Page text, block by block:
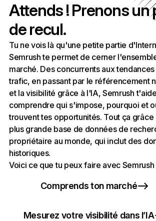
Attends ! Prenons un
de recul.
Tu ne vois là qu'une petite partie
Semrush te permet de cerner
marché. Des concurrents aux
trafic, en passant par le référencement
et la visibilité grâce à l'IA, Semrush
comprendre qui s'impose, pourquoi et
trouvent tes opportunités. Tout ça grâce
plus grande base de données de
propriétaire au monde, qui inclut des
historiques.
Voici ce que tu peux faire avec Semrush
Comprends ton marché
Mesurez votre visibilité dans l’IA